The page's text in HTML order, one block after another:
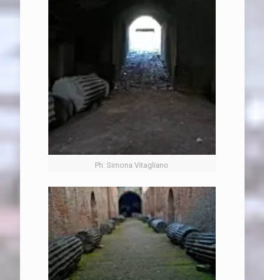
Ph: Simona Vitagliano